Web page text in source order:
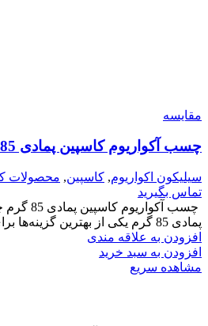
مقایسه
چسب آکواریوم کاسپین پمادی 85 گرم
سیلیکون اکواریوم, کاسپین, محصولات
تماس بگیرید
چسب
پمادی 85 گرم یکی از بهترین گزینه‌ها برای درزبندی و جلوگیری
افزودن به علاقه مندی
افزودن به سبد خرید
مشاهده سریع